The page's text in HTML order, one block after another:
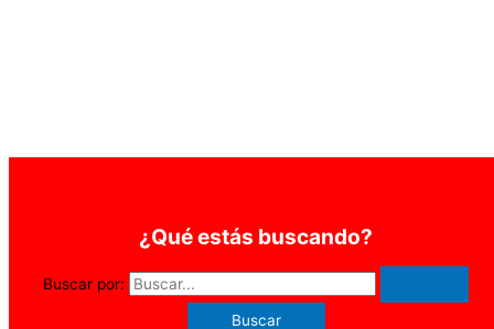
¿Qué estás buscando?
Buscar por: